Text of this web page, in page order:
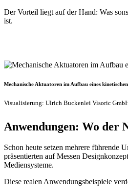
Der Vorteil liegt auf der Hand: Was
ist.
Mechanische Aktuatoren im Aufbau eines
Visualisierung: Ulrich Buckenlei Visoric
Anwendungen: Wo der
Schon heute setzen mehrere führende
präsentierten auf Messen
Mediensysteme.
Diese realen Anwendungsbeispiele